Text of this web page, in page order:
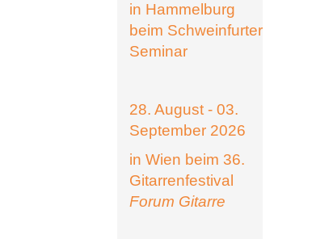
in Hammelburg
beim Schweinfurter
Seminar
28. August - 03.
September 2026
in Wien beim 36.
Gitarrenfestival
Forum Gitarre